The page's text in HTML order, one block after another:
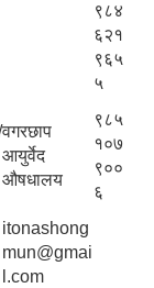
९८४
६२१
९६५
५
वगरछाप
आयुर्वेद
औषधालय
९८५
१०७
९००
६
itonashong
mun@gmai
l.com